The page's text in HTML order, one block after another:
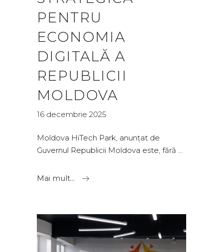
PENTRU
ECONOMIA
DIGITALĂ A
REPUBLICII
MOLDOVA
16 decembrie 2025
Moldova HiTech Park, anunțat de
Guvernul Republicii Moldova este, fără
Mai mult...